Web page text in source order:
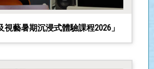
視藝暑期沉浸式體驗課程2026」